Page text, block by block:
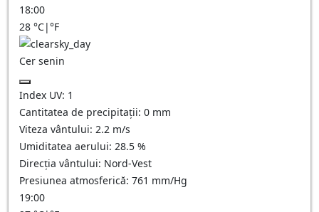
18:00
28 °C|°F
Cer senin
Index UV: 1
Cantitatea de precipitații: 0 mm
Viteza vântului: 2.2 m/s
Umiditatea aerului: 28.5 %
Direcția vântului: Nord-Vest
Presiunea atmosferică: 761 mm/Hg
19:00